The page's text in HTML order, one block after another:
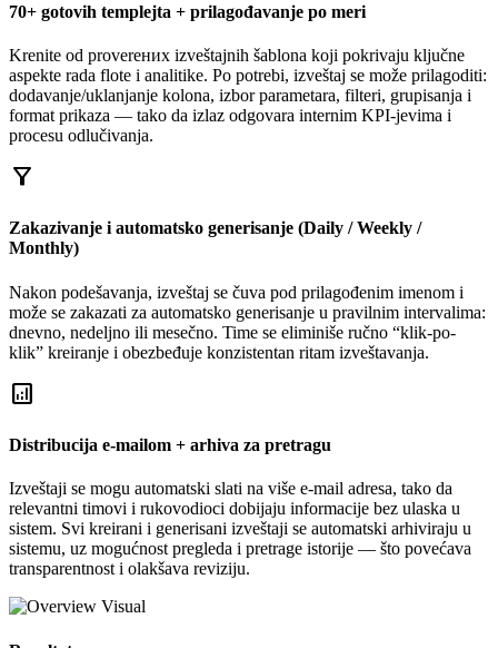
70+ gotovih templejta + prilagođavanje po meri
Krenite od proverених izveštajnih šablona koji pokrivaju ključne
aspekte rada flote i analitike. Po potrebi, izveštaj se može prilagoditi:
dodavanje/uklanjanje kolona, izbor parametara, filteri, grupisanja i
format prikaza — tako da izlaz odgovara internim KPI-jevima i
procesu odlučivanja.
filter_alt
Zakazivanje i automatsko generisanje (Daily / Weekly /
Monthly)
Nakon podešavanja, izveštaj se čuva pod prilagođenim imenom i
može se zakazati za automatsko generisanje u pravilnim intervalima:
dnevno, nedeljno ili mesečno. Time se eliminiše ručno “klik-po-
klik” kreiranje i obezbeđuje konzistentan ritam izveštavanja.
analytics
Distribucija e-mailom + arhiva za pretragu
Izveštaji se mogu automatski slati na više e-mail adresa, tako da
relevantni timovi i rukovodioci dobijaju informacije bez ulaska u
sistem. Svi kreirani i generisani izveštaji se automatski arhiviraju u
sistemu, uz mogućnost pregleda i pretrage istorije — što povećava
transparentnost i olakšava reviziju.